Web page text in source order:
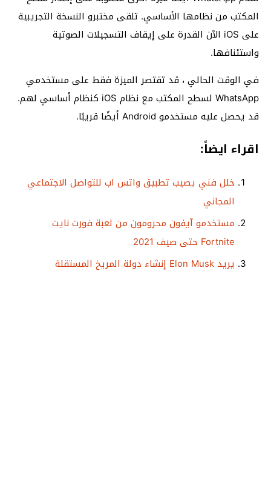
المكتب من نظامها الأساسي. تلقى مختبرو النسخة التجريبية
على iOS الآن القدرة على إيقاف التسجيلات الصوتية
واستئنافها.
في الوقت الحالي ، قد تقتصر الميزة فقط على مستخدمي
WhatsApp لسطح المكتب مع نظام iOS كنظام أساسي لهم.
قد يحصل عليه مستخدمو Android أيضًا قريبًا.
اقراء ايضاً:
خلل فني يصيب تطبيق واتس اب للتواصل الاجتماعي
المجاني
مستخدمو آيفون محرومون من لعبة فورت نايت
Fortnite حتى صيف 2021
يريد Elon Musk إنشاء دولة المريخ المستقلة